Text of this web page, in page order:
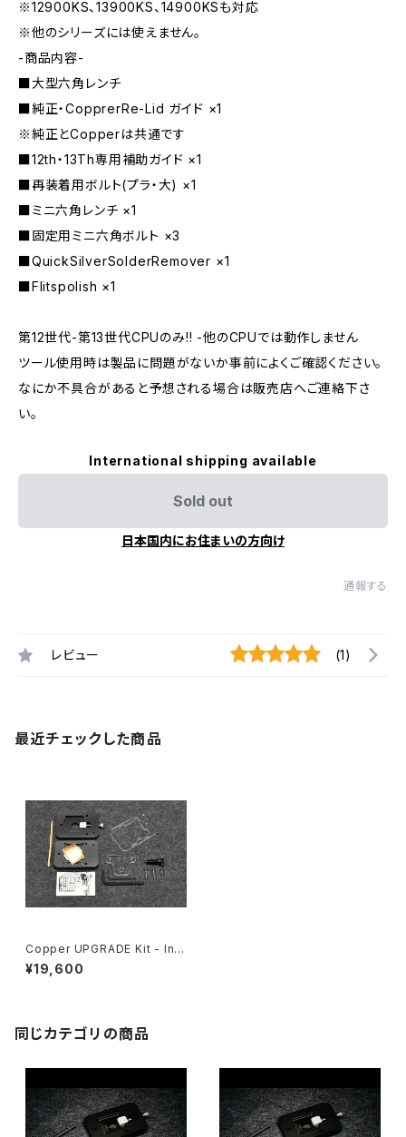
※12900KS、13900KS、14900KSも対応
※他のシリーズには使えません。
-商品内容-
■大型六角レンチ
■純正・CopprerRe-Lid ガイド ×1
※純正とCopperは共通です
■12th・13Th専用補助ガイド ×1
■再装着用ボルト(プラ・大) ×1
■ミニ六角レンチ ×1
■固定用ミニ六角ボルト ×3
■QuickSilverSolderRemover ×1
■Flitspolish ×1
第12世代-第13世代CPUのみ!! -他のCPUでは動作しません
ツール使用時は製品に問題がないか事前によくご確認ください。
なにか不具合があると予想される場合は販売店へご連絡下さ
い。
International shipping available
Sold out
日本国内にお住まいの方向け
通報する
レビュー (1)
最近チェックした商品
Copper UPGRADE Kit - Inte
l 12th/13th/14th Gen
¥19,600
同じカテゴリの商品